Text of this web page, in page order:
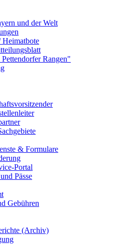
und der Welt
Rangen"
& Formulare
Portal
Pässe
Gebühren
(Archiv)